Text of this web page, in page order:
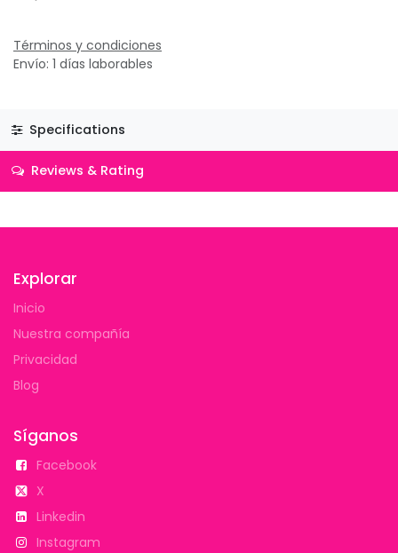
Términos y condiciones
Envío: 1 días laborables
Specifications
Reviews & Rating
Explorar
Inicio
Nuestra compañía
Privacidad
Blog
Síganos
Facebook
X
Linkedin
Instagram